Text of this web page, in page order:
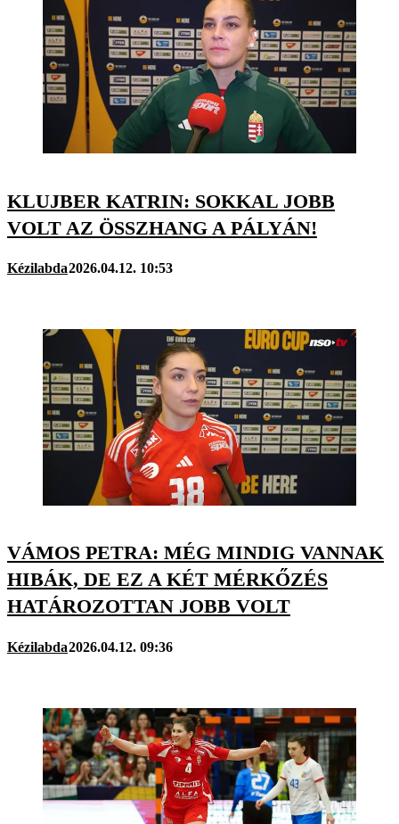
KLUJBER KATRIN: SOKKAL JOBB
VOLT AZ ÖSSZHANG A PÁLYÁN!
Kézilabda2026.04.12. 10:53
VÁMOS PETRA: MÉG MINDIG VANNAK
HIBÁK, DE EZ A KÉT MÉRKŐZÉS
HATÁROZOTTAN JOBB VOLT
Kézilabda2026.04.12. 09:36